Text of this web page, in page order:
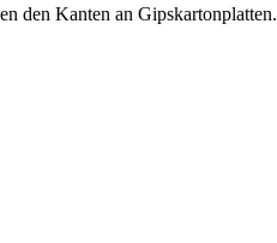
den Kanten an Gipskartonplatten.